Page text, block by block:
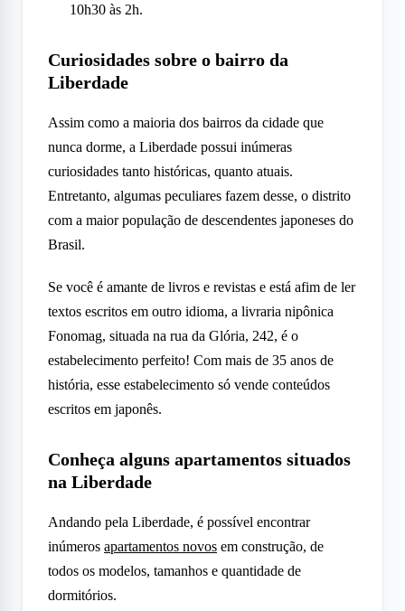
10h30 às 2h.
Curiosidades sobre o bairro da
Liberdade
Assim como a maioria dos bairros da cidade que
nunca dorme, a Liberdade possui inúmeras
curiosidades tanto históricas, quanto atuais.
Entretanto, algumas peculiares fazem desse, o distrito
com a maior população de descendentes japoneses do
Brasil.
Se você é amante de livros e revistas e está afim de ler
textos escritos em outro idioma, a livraria nipônica
Fonomag, situada na rua da Glória, 242, é o
estabelecimento perfeito! Com mais de 35 anos de
história, esse estabelecimento só vende conteúdos
escritos em japonês.
Conheça alguns apartamentos situados
na Liberdade
Andando pela Liberdade, é possível encontrar
inúmeros apartamentos novos em construção, de
todos os modelos, tamanhos e quantidade de
dormitórios.